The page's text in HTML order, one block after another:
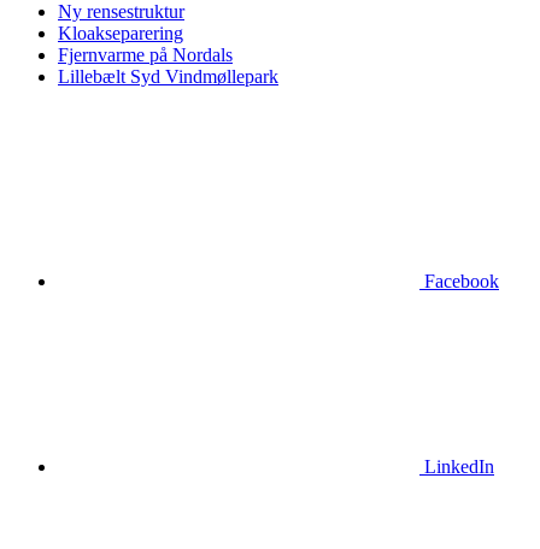
Ny rensestruktur
Kloakseparering
Fjernvarme på Nordals
Lillebælt Syd Vindmøllepark
Facebook
LinkedIn